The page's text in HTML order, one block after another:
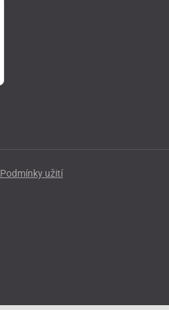
Podmínky užití